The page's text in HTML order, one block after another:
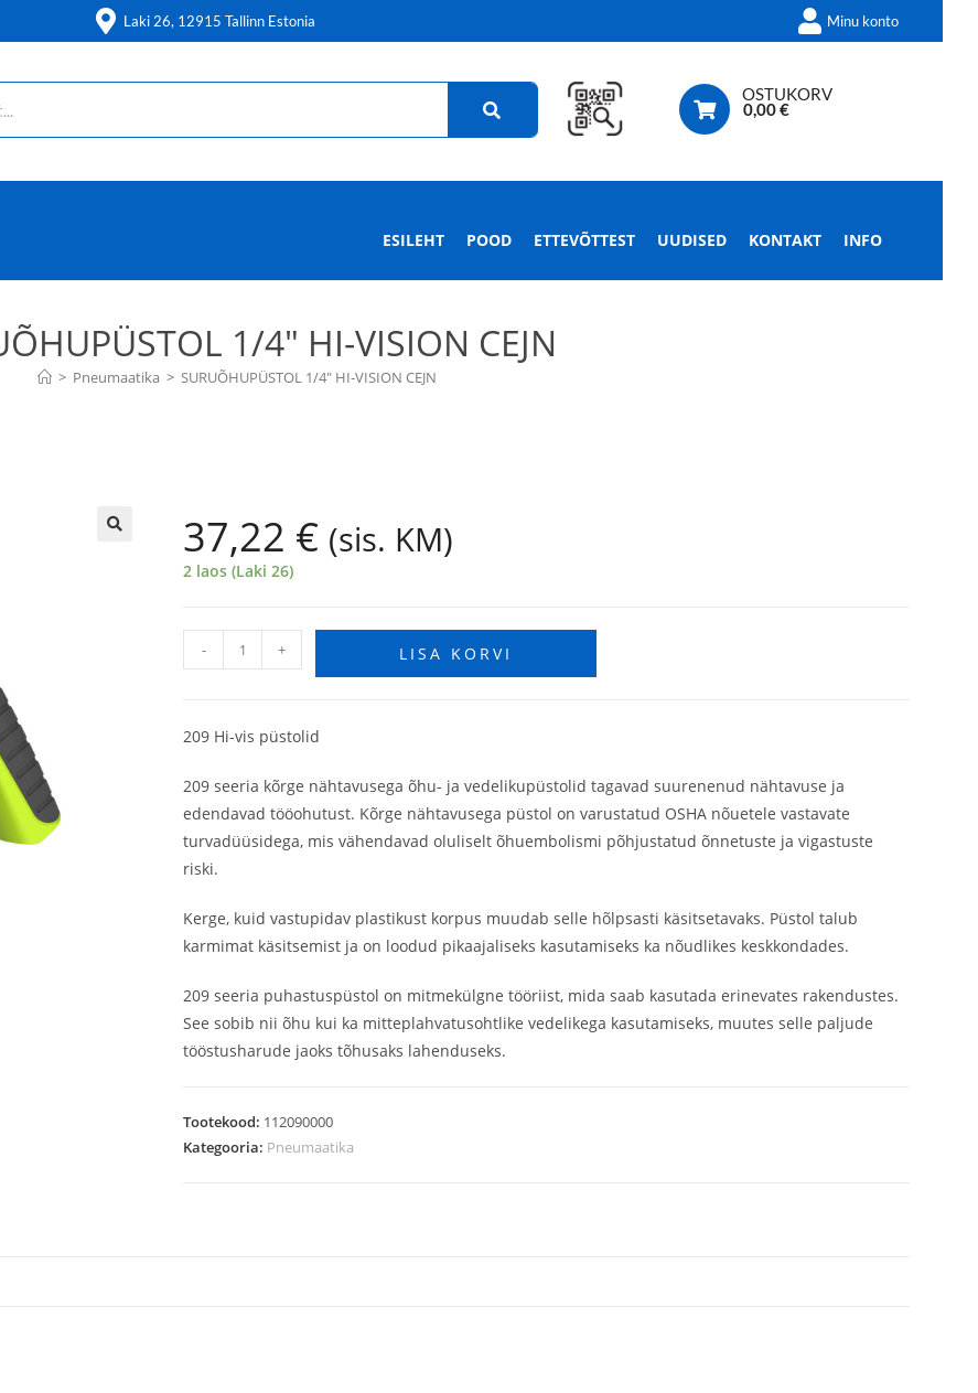
Laki 26, 12915 Tallinn Estonia Minu konto
OSTUKORV
0,00€
ESILEHT POOD ETTEVÕTTEST UUDISED KONTAKT INFO
1/4″ HI-VISION CEJN
> Pneumaatika > SURUÕHUPÜSTOL 1/4″ HI-VISION CEJN
37,22 € (sis. KM)
2 laos (Laki 26)
- + LISA KORVI
209 Hi-vis püstolid
209 seeria kõrge nähtavusega õhu- ja vedelikupüstolid tagavad suurenenud nähtavuse ja
edendavad tööohutust. Kõrge nähtavusega püstol on varustatud OSHA nõuetele vastavate
turvadüüsidega, mis vähendavad oluliselt õhuembolismi põhjustatud õnnetuste ja vigastuste
riski.
Kerge, kuid vastupidav plastikust korpus muudab selle hõlpsasti käsitsetavaks. Püstol talub
karmimat käsitsemist ja on loodud pikaajaliseks kasutamiseks ka nõudlikes keskkondades.
209 seeria puhastuspüstol on mitmekülgne tööriist, mida saab kasutada erinevates rakendustes.
See sobib nii õhu kui ka mitteplahvatusohtlike vedelikega kasutamiseks, muutes selle paljude
tööstusharude jaoks tõhusaks lahenduseks.
Tootekood: 112090000
Kategooria: Pneumaatika